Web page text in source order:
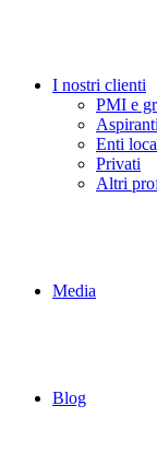
I nostri clienti
PMI e
Enti
Privati
Altri
Media
Blog